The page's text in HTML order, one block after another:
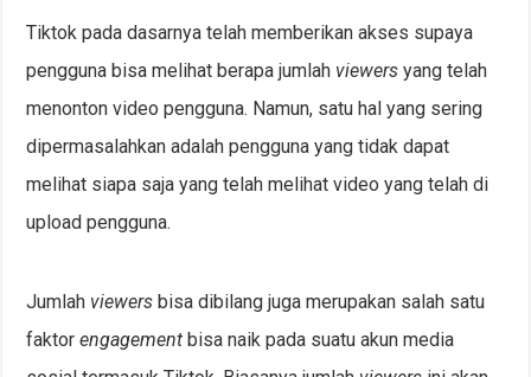
Tiktok pada dasarnya telah memberikan akses supaya
pengguna bisa melihat berapa jumlah viewersyang telah
menonton video pengguna. Namun, satu hal yang sering
dipermasalahkan adalah pengguna yang tidak dapat
melihat siapa saja yang telah melihat video yang telah di
upload pengguna.
Jumlah viewersbisa dibilang juga merupakan salah satu
faktorengagementbisa naik pada suatu akun media